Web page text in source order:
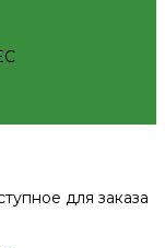
для заказа